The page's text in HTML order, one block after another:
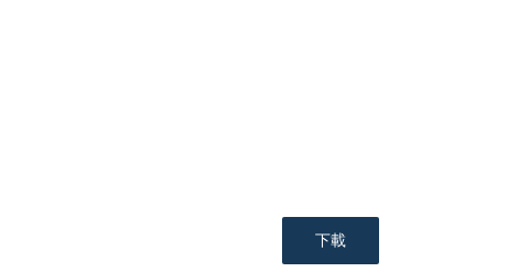
下載